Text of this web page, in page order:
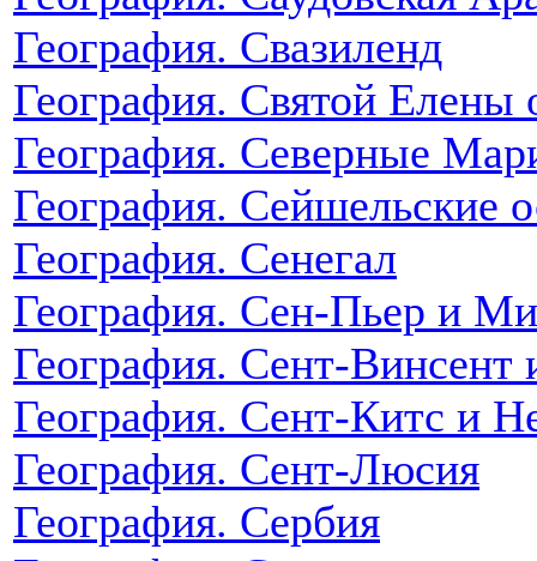
География. Свазиленд
География. Святой Елены
География. Северные
География. Сейшельские
География. Сенегал
География. Сен-Пьер и
География. Сент-Винсент
География. Сент-Китс и
География. Сент-Люсия
География. Сербия